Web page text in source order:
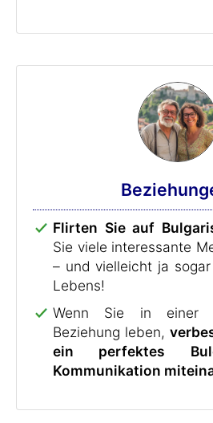
Flirten Sie auf
Sie viele interessante
– und vielleicht ja
Lebens!
Wenn Sie in einer
Beziehung leben,
ein perfektes
Kommunikation